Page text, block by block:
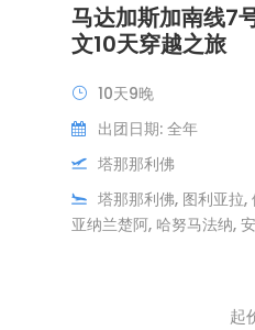
马达加斯加南线7
文10天穿越之旅
10天9晚
出团日期: 全年
塔那那利佛
塔那那利佛, 图利亚拉,
亚纳兰楚阿, 哈努马法纳,
起